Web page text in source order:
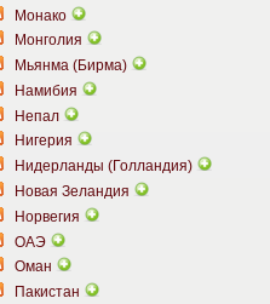
Монако
Монголия
Мьянма (Бирма)
Намибия
Непал
Нигерия
Нидерланды (Голландия)
Новая Зеландия
Норвегия
ОАЭ
Оман
Пакистан